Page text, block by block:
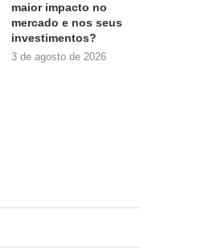
maior impacto no
mercado e nos seus
investimentos?
3 de agosto de 2026